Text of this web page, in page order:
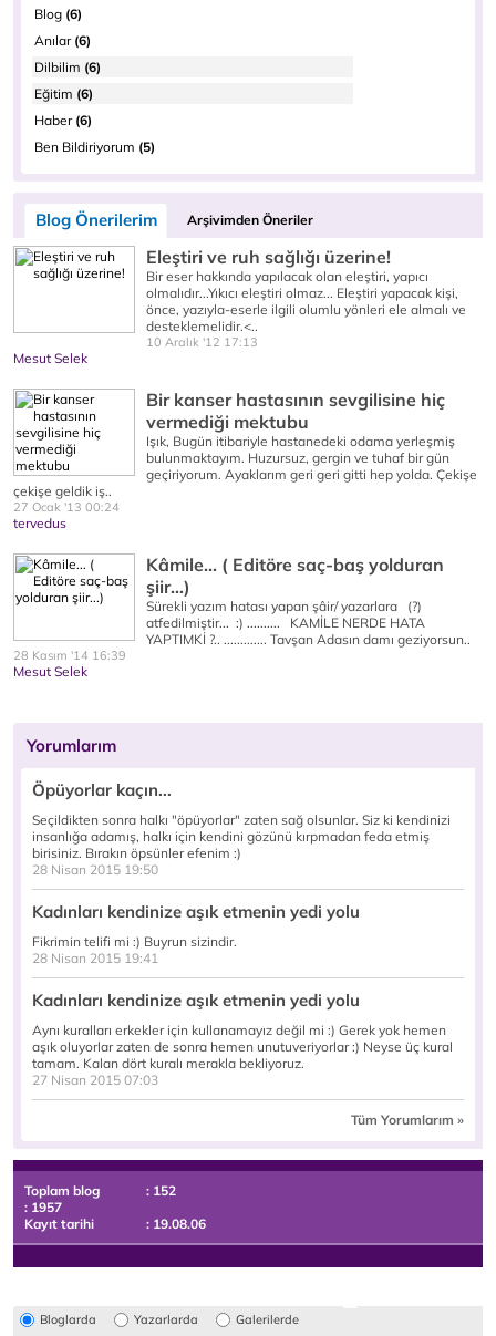
Blog (6)
Anılar(6)
Dilbilim (6)
Eğitim (6)
Haber(6)
Ben Bildiriyorum (5)
Blog Önerilerim Arşivimden Öneriler
Eleştiri ve ruh sağlığı üzerine!
Bir eser hakkında yapılacak olan eleştiri, yapıcı
olmalıdır...Yıkıcı eleştiri olmaz... Eleştiri yapacak kişi,
önce, yazıyla-eserle ilgili olumlu yönleri ele almalı ve
desteklemelidir.<..
10 Aralık '12 17:13
Mesut Selek
Bir kanser hastasının sevgilisine hiç
vermediği mektubu
Işık, Bugün itibariyle hastanedeki odama yerleşmiş
bulunmaktayım. Huzursuz, gergin ve tuhaf bir gün
geçiriyorum. Ayaklarım geri geri gitti hep yolda. Çekişe
çekişe geldik iş..
27 Ocak '13 00:24
tervedus
Kâmile... ( Editöre saç-baş yolduran
şiir...)
Sürekli yazım hatası yapan şâir/ yazarlara (?)
atfedilmiştir... :) .......... KAMİLE NERDE HATA
YAPTIMKİ ?.. ............. Tavşan Adasın damı geziyorsun..
28 Kasım '14 16:39
Mesut Selek
Yorumlarım
Öpüyorlar kaçın...
Seçildikten sonra halkı "öpüyorlar" zaten sağ olsunlar. Siz ki kendinizi
insanlığa adamış, halkı için kendini gözünü kırpmadan feda etmiş
birisiniz. Bırakın öpsünler efenim :)
28 Nisan 2015 19:50
Kadınları kendinize aşık etmenin yedi yolu
Fikrimin telifi mi :) Buyrun sizindir.
28 Nisan 2015 19:41
Kadınları kendinize aşık etmenin yedi yolu
Aynı kuralları erkekler için kullanamayız değil mi :) Gerek yok hemen
aşık oluyorlar zaten de sonra hemen unutuveriyorlar :) Neyse üç kural
tamam. Kalan dört kuralı merakla bekliyoruz.
27 Nisan 2015 07:03
Tüm Yorumlarım »
Toplam blog
: 152
: 1957
Kayıt tarihi
: 19.08.06
Bloglarda Yazarlarda Galerilerde